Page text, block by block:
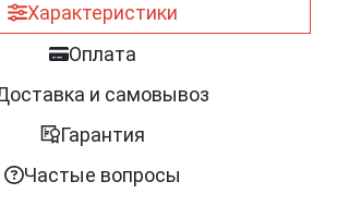
Характеристики
Оплата
и самовывоз
Гарантия
Частые вопросы